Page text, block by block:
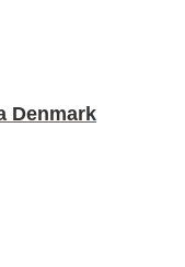
Denmark